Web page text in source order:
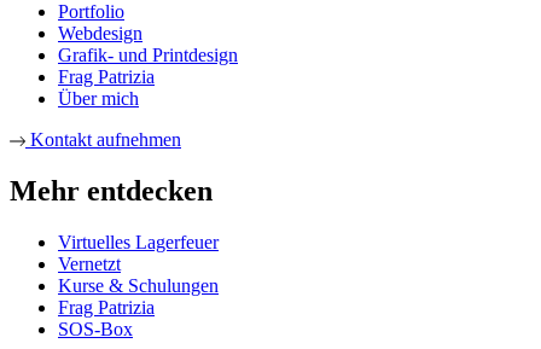
Portfolio
Webdesign
Grafik- und Printdesign
Frag Patrizia
Über mich
Kontakt aufnehmen
Mehr entdecken
Virtuelles Lagerfeuer
Vernetzt
Kurse & Schulungen
Frag Patrizia
SOS-Box